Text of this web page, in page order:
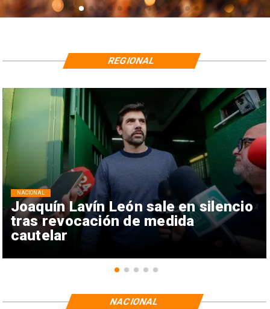
Joaquín Lavín León sale en silencio
tras revocación de medida
cautelar
NACIONAL
REGIONAL
NACIONAL